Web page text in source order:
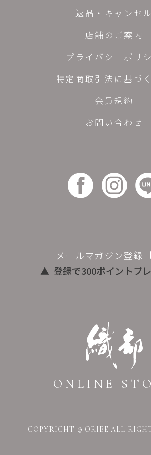
ONLINE
メールマガジン登録
登録で300ポイントプ
返品・キャンセル
店舗のご案内
プライバシーポリ
特定商取引法に基づ
会員規約
お問い合わせ
COPYRIGHT © ORIBE ALL